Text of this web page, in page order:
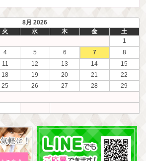
8月 2026
火 水 木 金 土
1
4 5 6 7
8
11 12 13 14
15
18 19 20 21
22
25 26 27 28
29